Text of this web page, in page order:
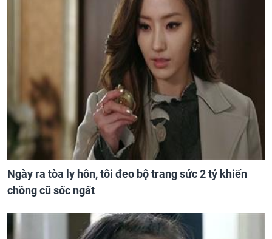
Ngày ra tòa ly hôn, tôi đeo bộ trang sức 2 tỷ khiến
chồng cũ sốc ngất